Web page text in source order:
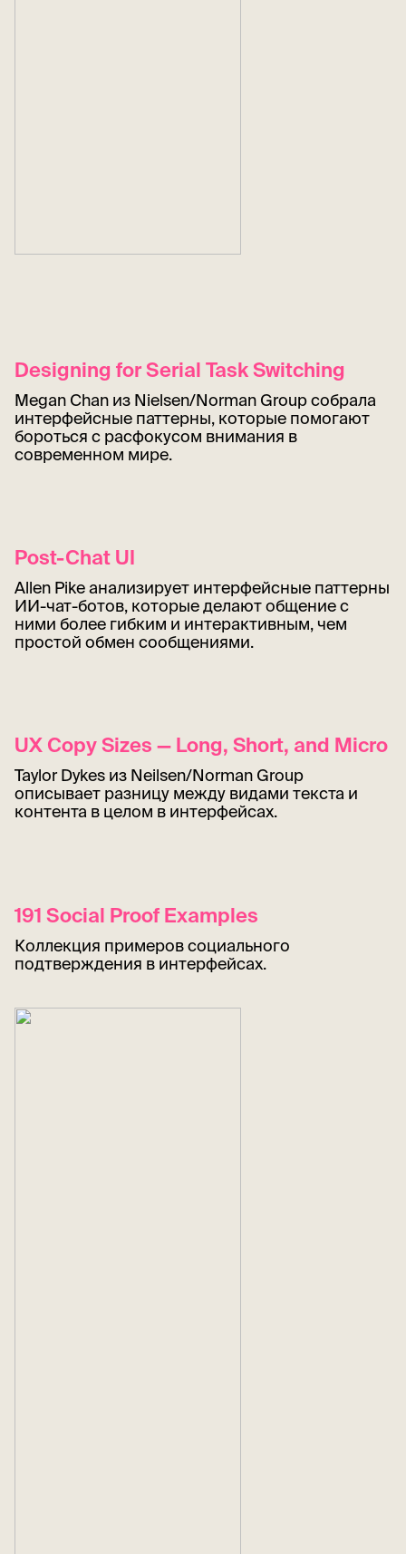
Designing for Serial Task Switching
Megan Chan из Nielsen/Norman Group собрала
интерфейсные паттерны, которые помогают
бороться с расфокусом внимания в
современном мире.
Post-Chat UI
Allen Pike анализирует интерфейсные паттерны
ИИ-чат-ботов, которые делают общение с
ними более гибким и интерактивным, чем
простой обмен сообщениями.
UX Copy Sizes — Long, Short, and Micro
Taylor Dykes из Neilsen/Norman Group
описывает разницу между видами текста и
контента в целом в интерфейсах.
191 Social Proof Examples
Коллекция примеров социального
подтверждения в интерфейсах.